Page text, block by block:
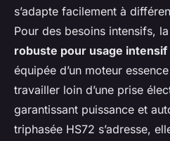
s’adapte facilement à
Pour des besoins intensifs, la
robuste pour usage intensif
équipée d’un moteur
travailler loin d’une prise
garantissant puissance et
triphasée HS72 s’adresse,